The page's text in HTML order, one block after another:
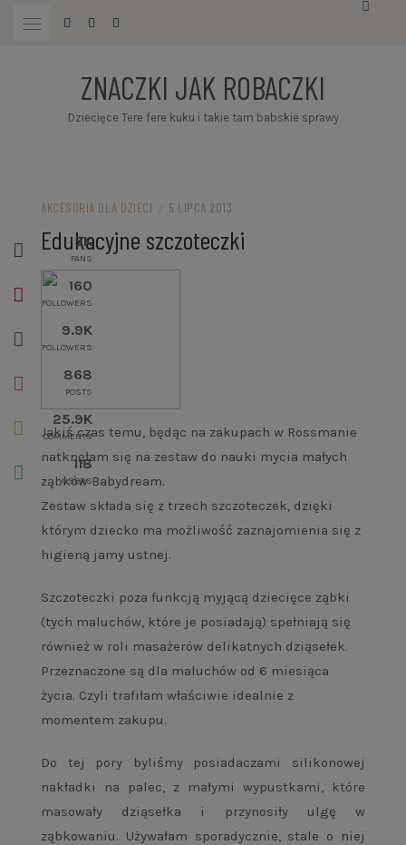
ZNACZKI JAK ROBACZKI
Dziecięce Tere fere kuku i takie tam babskie sprawy
AKCESORIA DLA DZIECI 5 LIPCA 2013
Edukacyjne szczoteczki
Jakiś czas temu, będąc na zakupach w Rossmanie
natknęłam się na zestaw do nauki mycia małych
ząbków Babydream.
Zestaw składa się z trzech szczoteczek, dzięki
którym dziecko ma możliwość zaznajomienia się z
higieną jamy ustnej.
Szczoteczki poza funkcją myjącą dziecięce ząbki
(tych maluchów, które je posiadają) spełniają się
również w roli masażerów delikatnych dziąsełek.
Przeznaczone są dla maluchów od 6 miesiąca
życia. Czyli trafiłam właściwie idealnie z
momentem zakupu.
Do tej pory byliśmy posiadaczami silikonowej
nakładki na palec, z małymi wypustkami, które
masowały dziąsełka i przynosiły ulgę w
ząbkowaniu. Używałam sporadycznie, stale o niej
5K
FANS
160
FOLLOWERS
9.9K
FOLLOWERS
868
POSTS
25.9K
COMMENTS
118
USERS